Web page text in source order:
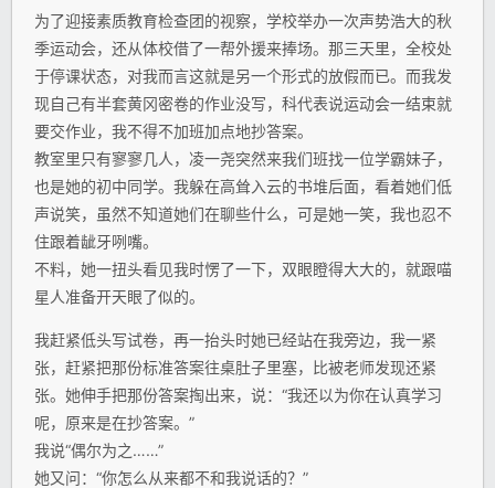
为了迎接素质教育检查团的视察，学校举办一次声势浩大的秋
季运动会，还从体校借了一帮外援来捧场。那三天里，全校处
于停课状态，对我而言这就是另一个形式的放假而已。而我发
现自己有半套黄冈密卷的作业没写，科代表说运动会一结束就
要交作业，我不得不加班加点地抄答案。
教室里只有寥寥几人，凌一尧突然来我们班找一位学霸妹子，
也是她的初中同学。我躲在高耸入云的书堆后面，看着她们低
声说笑，虽然不知道她们在聊些什么，可是她一笑，我也忍不
住跟着龇牙咧嘴。
不料，她一扭头看见我时愣了一下，双眼瞪得大大的，就跟喵
星人准备开天眼了似的。
我赶紧低头写试卷，再一抬头时她已经站在我旁边，我一紧
张，赶紧把那份标准答案往桌肚子里塞，比被老师发现还紧
张。她伸手把那份答案掏出来，说：“我还以为你在认真学习
呢，原来是在抄答案。”
我说“偶尔为之……”
她又问：“你怎么从来都不和我说话的？”